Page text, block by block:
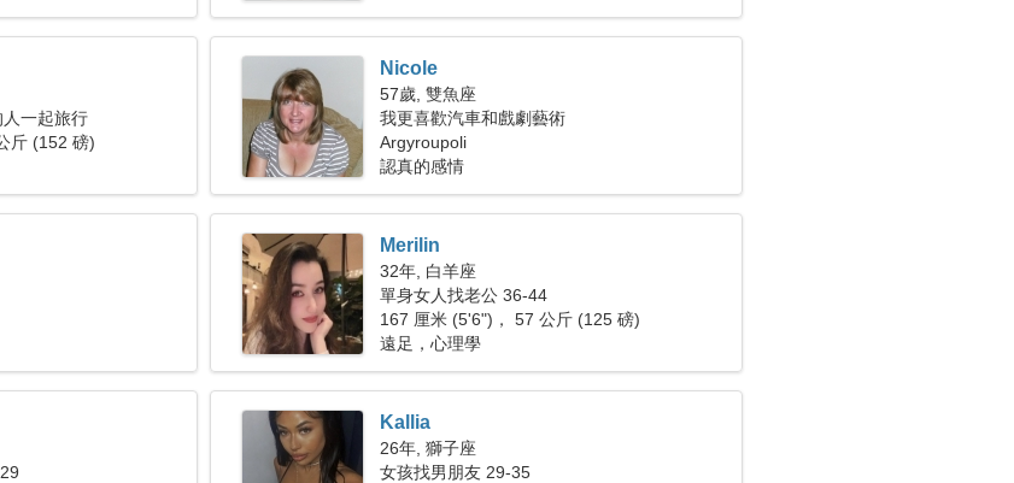
一起旅行
斤 (152 磅)
Nicole
57歲, 雙魚座
我更喜歡汽車和戲劇藝術
Argyroupoli
認真的感情
Merilin
32年, 白羊座
單身女人找老公 36-44
167 厘米 (5'6")， 57 公斤 (125 磅)
遠足，心理學
Kallia
26年, 獅子座
女孩找男朋友 29-35